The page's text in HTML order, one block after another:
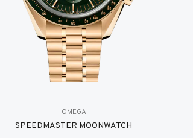
OMEGA
SPEEDMASTER MOONWATCH